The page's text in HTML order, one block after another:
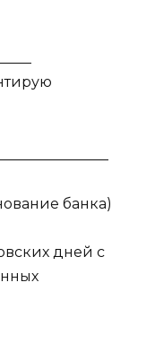
банка)
дней с